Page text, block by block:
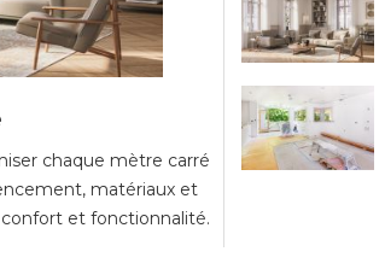
chaque mètre carré
matériaux et
et fonctionnalité.